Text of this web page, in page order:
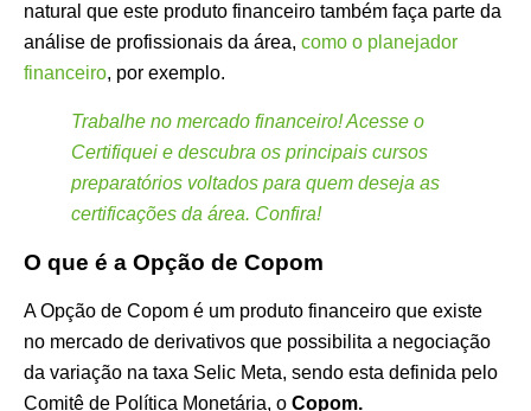
natural que este produto financeiro também faça parte da
análise de profissionais da área, como o planejador
financeiro, por exemplo.
Trabalhe no mercado financeiro! Acesse o
Certifiquei e descubra os principais cursos
preparatórios voltados para quem deseja as
certificações da área. Confira!
O que é a Opção de Copom
A Opção de Copom é um produto financeiro que existe
no mercado de derivativos que possibilita a negociação
da variação na taxa Selic Meta, sendo esta definida pelo
Comitê de Política Monetária, o Copom.